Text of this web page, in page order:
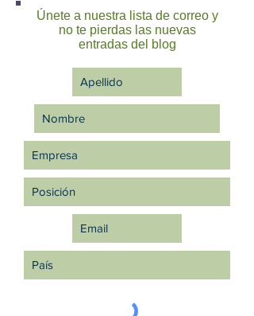
Únete a nuestra lista de correo y
no te pierdas las nuevas
entradas del blog